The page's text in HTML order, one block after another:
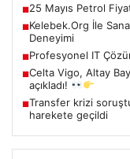
■25 Mayıs Petrol
■Kelebek.Org İle
Deneyimi
■Profesyonel IT
■Celta Vigo, Altay
açıkladı!
■Transfer krizi
harekete geçildi